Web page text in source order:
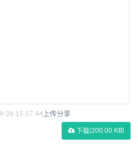
26 15:57:44 上传分享
下载(200.00 KB)